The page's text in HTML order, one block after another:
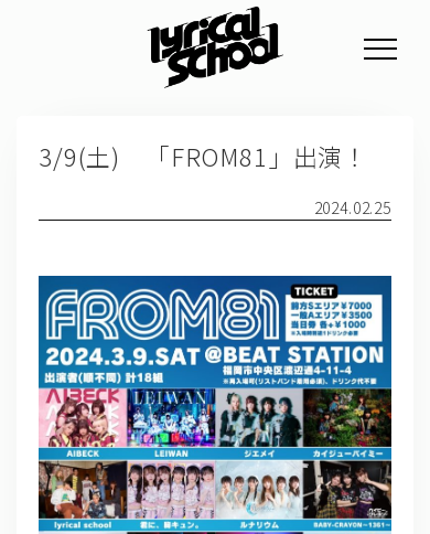
3/9(土) 「FROM81」出演！
2024.02.25
PROFILE
GOODS
FAN CLUB
TICKET